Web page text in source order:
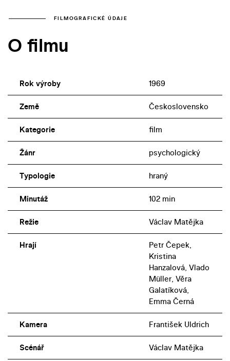
mladého vězně Drsňáka, který je po pokusu o
bravurně zhostil tehdy třicetiletý Petr Čepek.
FILMOGRAFICKÉ ÚDAJE
O filmu
Rok výroby 1969
Země Československo
Kategorie film
Žánr psychologický
Typologie hraný
Minutáž 102 min
Režie Václav Matějka
Hrají
Petr Čepek,
Kristina
Hanzalová, Vlado
Müller, Věra
Galatíková,
Emma Černá
Kamera František Uldrich
Scénář Václav Matějka